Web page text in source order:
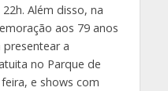
Além disso, na
aos 79 anos
a
no Parque de
e shows com